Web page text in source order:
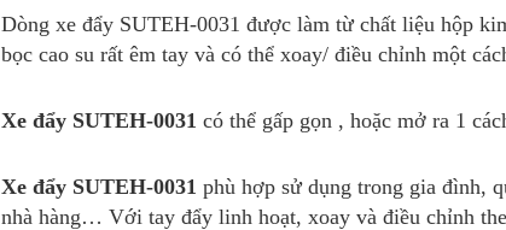
Dòng xe đẩy SUTEH-0031 được làm từ chất liệu hộp
bọc cao su rất êm tay và có thể xoay/ điều chỉnh một
Xe đẩy SUTEH-0031 có thể gấp gọn , hoặc mở ra 1
Xe đẩy SUTEH-0031 phù hợp sử dụng trong gia đình,
nhà hàng… Với tay đẩy linh hoạt, xoay và điều chỉnh